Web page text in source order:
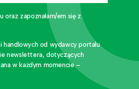
oraz zapoznałam/em się z
handlowych od wydawcy portalu
newslettera, dotyczących
w każdym momencie –